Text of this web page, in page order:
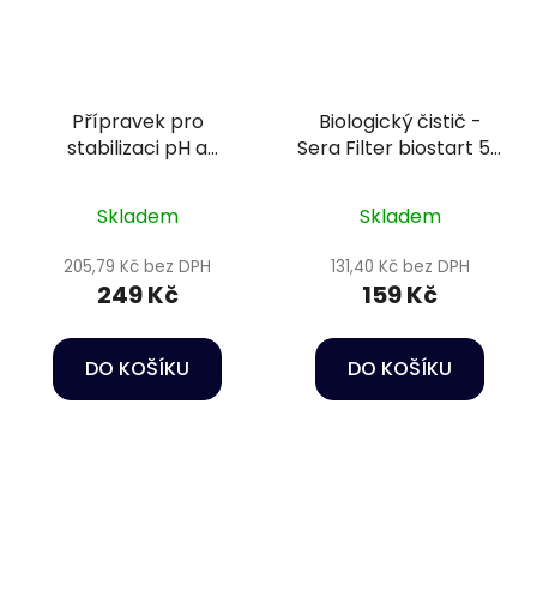
Přípravek pro
stabilizaci pH a
Optimizer 50 g
Skladem
205,79 Kč bez DPH
249 Kč
DO KOŠÍKU
Biologický čistič -
Sera Filter biostart 50
Skladem
131,40 Kč bez DPH
159 Kč
DO KOŠÍKU